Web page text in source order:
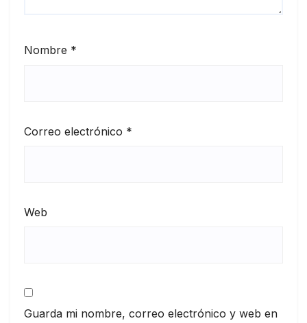
Nombre *
Correo electrónico *
Web
Guarda mi nombre, correo electrónico y web en